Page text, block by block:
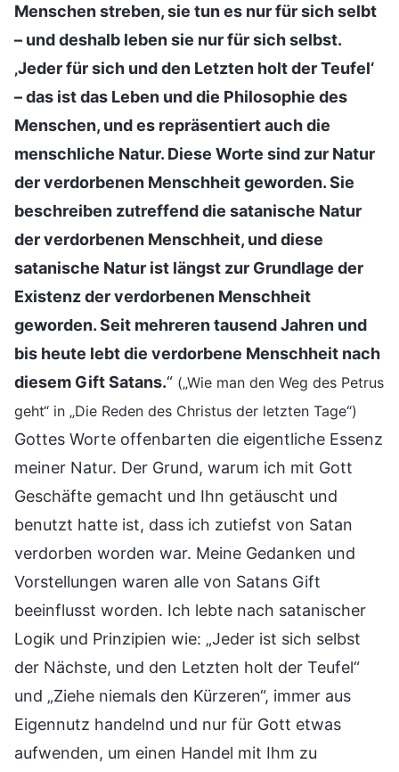
Menschen streben, sie tun es nur für sich selbt
– und deshalb leben sie nur für sich selbst.
‚Jeder für sich und den Letzten holt der Teufel‘
– das ist das Leben und die Philosophie des
Menschen, und es repräsentiert auch die
menschliche Natur. Diese Worte sind zur Natur
der verdorbenen Menschheit geworden. Sie
beschreiben zutreffend die satanische Natur
der verdorbenen Menschheit, und diese
satanische Natur ist längst zur Grundlage der
Existenz der verdorbenen Menschheit
geworden. Seit mehreren tausend Jahren und
bis heute lebt die verdorbene Menschheit nach
diesem Gift Satans.“ („Wie man den Weg des Petrus
geht“ in „Die Reden des Christus der letzten Tage“)
Gottes Worte offenbarten die eigentliche Essenz
meiner Natur. Der Grund, warum ich mit Gott
Geschäfte gemacht und Ihn getäuscht und
benutzt hatte ist, dass ich zutiefst von Satan
verdorben worden war. Meine Gedanken und
Vorstellungen waren alle von Satans Gift
beeinflusst worden. Ich lebte nach satanischer
Logik und Prinzipien wie: „Jeder ist sich selbst
der Nächste, und den Letzten holt der Teufel“
und „Ziehe niemals den Kürzeren“, immer aus
Eigennutz handelnd und nur für Gott etwas
aufwenden, um einen Handel mit Ihm zu